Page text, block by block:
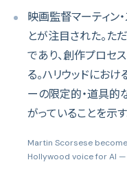
映画監督マーティン
とが注目された。た
であり、創作プロセ
る。ハリウッドにお
ーの限定的・道具的
がっていることを示す
Martin Scorsese
Hollywood voice for AI —